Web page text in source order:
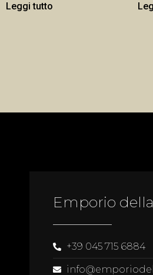
Leggi tutto
Emporio
+39 045 715 6884